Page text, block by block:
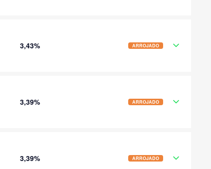
3,43% ARROJADO
3,39% ARROJADO
3,39% ARROJADO